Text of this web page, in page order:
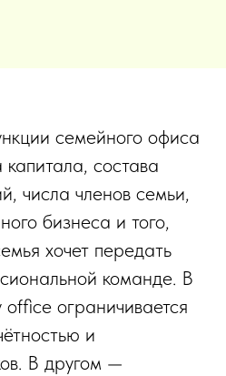
семейного офиса
состава
числа членов семьи,
бизнеса и того,
хочет передать
команде. В
ограничивается
и
В другом —